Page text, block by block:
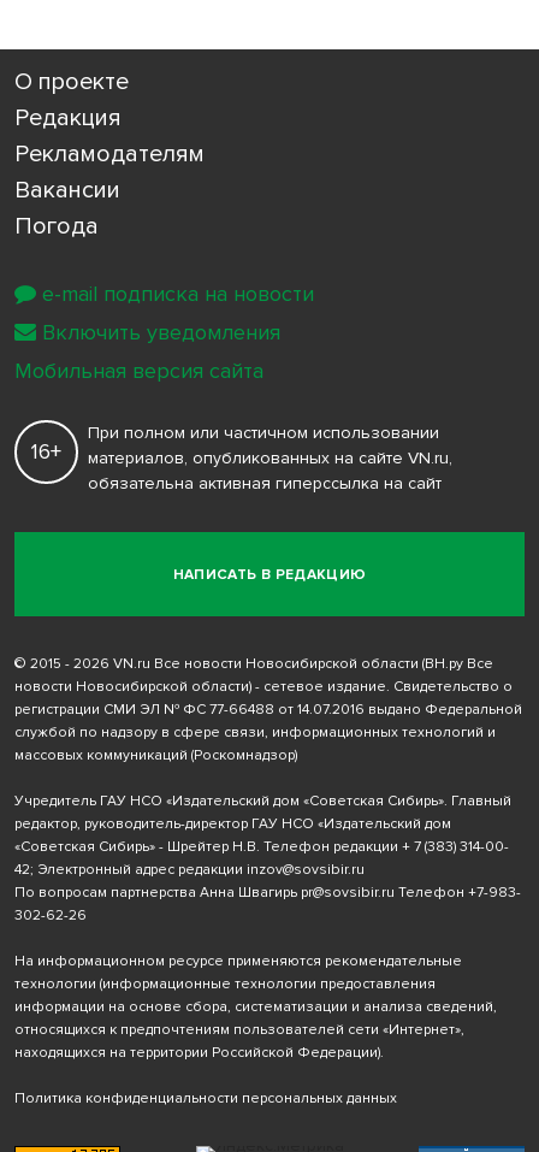
О проекте
Редакция
Рекламодателям
Вакансии
Погода
НАПИСАТЬ В РЕДАКЦИЮ
16+
При полном или частичном использовании
материалов, опубликованных на сайте VN.ru,
обязательна активная гиперссылка на сайт
© 2015 - 2026 VN.ru Все новости Новосибирской области (ВН.ру Все
новости Новосибирской области) - сетевое издание. Свидетельство о
регистрации СМИ ЭЛ № ФС 77-66488 от 14.07.2016 выдано Федеральной
службой по надзору в сфере связи, информационных технологий и
массовых коммуникаций (Роскомнадзор)
Учредитель ГАУ НСО «Издательский дом «Советская Сибирь». Главный
редактор, руководитель-директор ГАУ НСО «Издательский дом
«Советская Сибирь» - Шрейтер Н.В. Телефон редакции + 7 (383) 314-00-
42; Электронный адрес редакции inzov@sovsibir.ru
По вопросам партнерства Анна Швагирь pr@sovsibir.ru Телефон +7-983-
302-62-26
На информационном ресурсе применяются рекомендательные
технологии (информационные технологии предоставления
информации на основе сбора, систематизации и анализа сведений,
относящихся к предпочтениям пользователей сети «Интернет»,
находящихся на территории Российской Федерации).
Политика конфиденциальности персональных данных
e-mail подписка на новости
Включить уведомления
Мобильная версия сайта